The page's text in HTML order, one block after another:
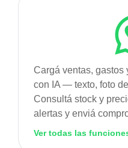
Cargá ventas, gastos
con IA — texto, foto
Consultá stock y
alertas y enviá
Ver todas las